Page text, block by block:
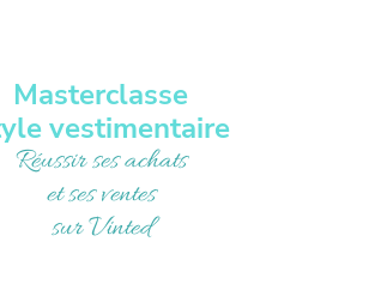
Masterclasse
vestimentaire
Réussir ses achats
et ses ventes
sur Vinted